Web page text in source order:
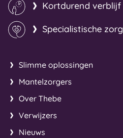
Kortdurend verblijf
Specialistische zorg
Slimme oplossingen
Mantelzorgers
Over Thebe
Verwijzers
Nieuws